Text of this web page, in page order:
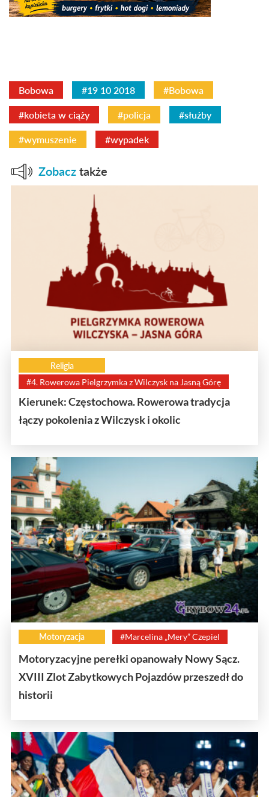
Bobowa #19 10 2018 #Bobowa
#kobieta w ciąży #policja #służby
#wymuszenie #wypadek
Zobacz także
Religia
#4. Rowerowa Pielgrzymka z Wilczysk na Jasną Górę
Kierunek: Częstochowa. Rowerowa tradycja
łączy pokolenia z Wilczysk i okolic
Motoryzacja #Marcelina „Mery” Czepiel
Motoryzacyjne perełki opanowały Nowy Sącz.
XVIII Zlot Zabytkowych Pojazdów przeszedł do
historii